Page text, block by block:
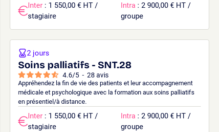
Inter : 1 550,00 € HT /
stagiaire
Intra : 2 900,00 € HT /
groupe
Soins palliatifs - SNT.28
4.6/5 - 28 avis
Appréhendez la fin de vie des patients et leur accompagnement
médicale et psychologique avec la formation aux soins palliatifs
en présentiel/à distance.
2 jours
Inter : 1 550,00 € HT /
stagiaire
Intra : 2 900,00 € HT /
groupe